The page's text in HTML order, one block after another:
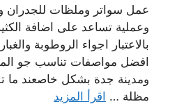
عمل سواتر وملظات للجدران
وعملية تساعد على اضافة
بالاعتبار اجواء الروطوبة
افضل مواصفات تناسب جو
ومدينة جدة بشكل خاصعند ما
مظلة … اقرأ المزيد